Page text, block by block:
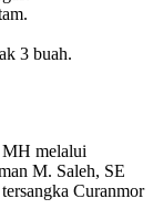
3 buah.
melalui
M. Saleh, SE
Curanmor